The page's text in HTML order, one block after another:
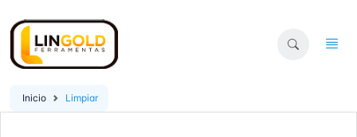
Inicio Limpiar